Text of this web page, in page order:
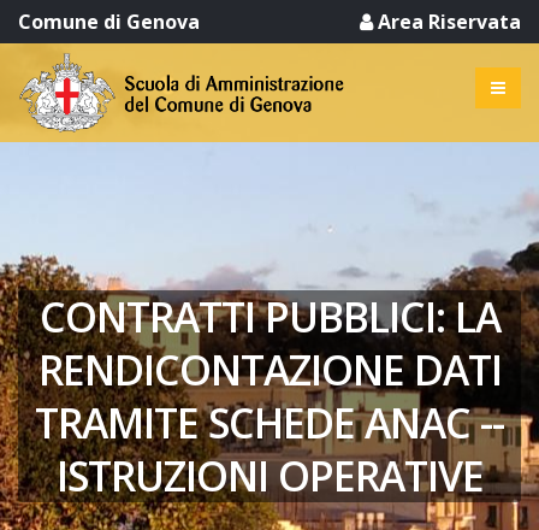
Comune di Genova Area Riservata
CONTRATTI PUBBLICI: LA
RENDICONTAZIONE DATI
TRAMITE SCHEDE ANAC --
ISTRUZIONI OPERATIVE